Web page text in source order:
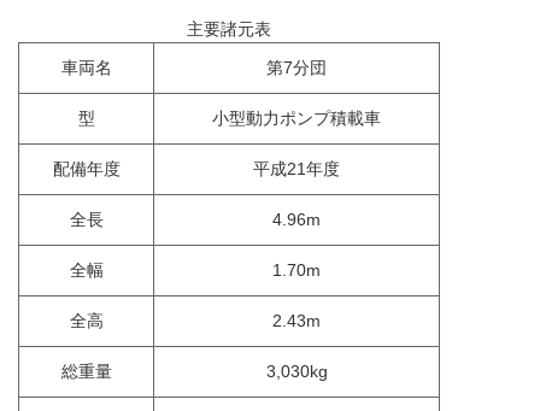
主要諸元表
車両名
第7分団
型 小型動力ポンプ積載車
配備年度 平成21年度
全長 4.96m
全幅 1.70m
全高 2.43m
総重量 3,030kg